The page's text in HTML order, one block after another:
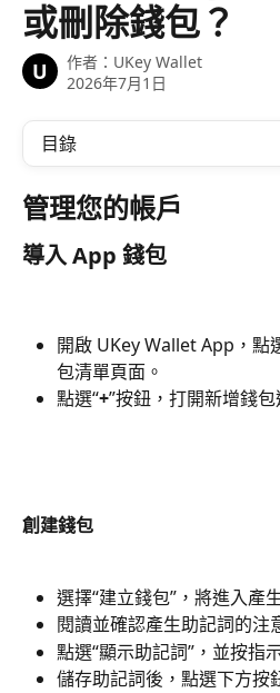
或刪除錢包？
U 作者： UKey Wallet
2026年7月1日
目錄
管理您的帳戶
導入 App 錢包
開啟 UKey Wallet App，點
包清單頁面。
點選“+”按鈕，打開新增錢包
創建錢包
選擇“建立錢包”，將進入產
閱讀並確認產生助記詞的注
點選“顯示助記詞”，並按指
儲存助記詞後，點選下方按